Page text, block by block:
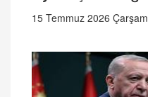
15 Temmuz 2026